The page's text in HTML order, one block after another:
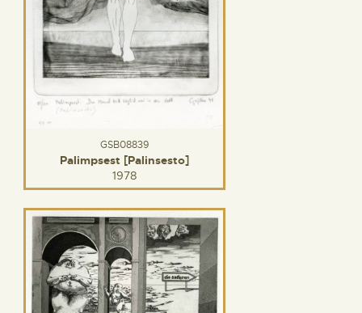
GSB08839
Palimpsest [Palinsesto]
1978